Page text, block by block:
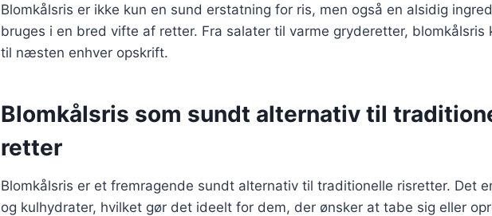
Blomkålsris er ikke kun en sund erstatning for ris, men også en alsidig
bruges i en bred vifte af retter. Fra salater til varme gryderetter, blomkålsris
til næsten enhver opskrift.
Blomkålsris som sundt alternativ til
retter
Blomkålsris er et fremragende sundt alternativ til traditionelle risretter. Det
og kulhydrater, hvilket gør det ideelt for dem, der ønsker at tabe sig eller